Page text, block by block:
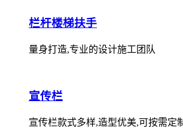
栏杆楼梯扶手
量身打造,专业的设计施工团队
宣传栏
宣传栏款式多样,造型优美,可按需定